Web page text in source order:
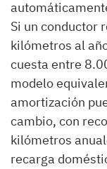
Si un conductor
kilómetros al
cuesta entre
modelo
amortización
cambio, con
kilómetros
recarga